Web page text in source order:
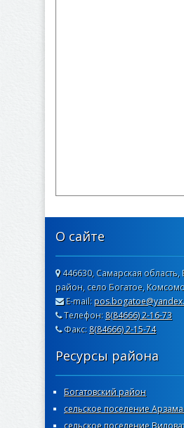
О сайте
446630, Самарская область,
район, село Богатое,
E-mail:
Телефон: 8(84666) 2-16-73
Факс: 8(84666) 2-15-74
Ресурсы района
Богатовский район
сельское поселение
сельское поселение